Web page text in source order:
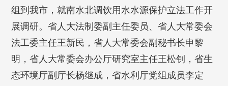
组到我市，就南水北调饮用水水源保护立法工作开
展调研。省人大法制委副主任委员、省人大常委会
法工委主任王新民，省人大常委会副秘书长申黎
明，省人大常委会办公厅研究室主任王松钊，省生
态环境厅副厅长杨继成，省水利厅党组成员李定